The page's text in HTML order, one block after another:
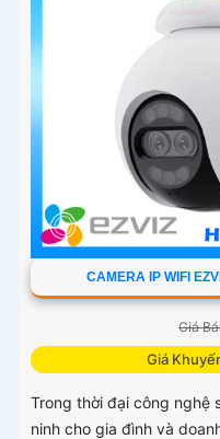
CAMERA IP WIFI
Giá
Giá
Trong thời đại công nghệ
ninh cho gia đình và